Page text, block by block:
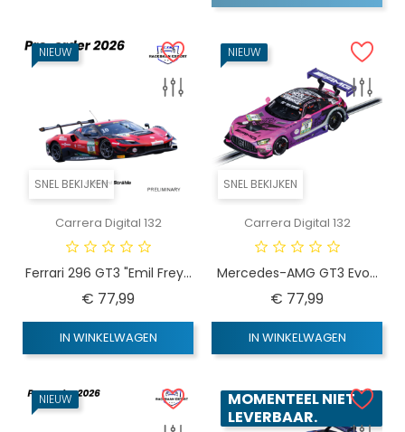
SNEL BEKIJKEN
NIEUW
Carrera Digital 132
Ferrari 296 GT3 "Emil Frey...
€ 77,99Prijs
IN WINKELWAGEN
SNEL BEKIJKEN
NIEUW
Carrera Digital 132
Mercedes-AMG GT3 Evo...
€ 77,99Prijs
IN WINKELWAGEN
NIEUW
MOMENTEEL NIET
LEVERBAAR.